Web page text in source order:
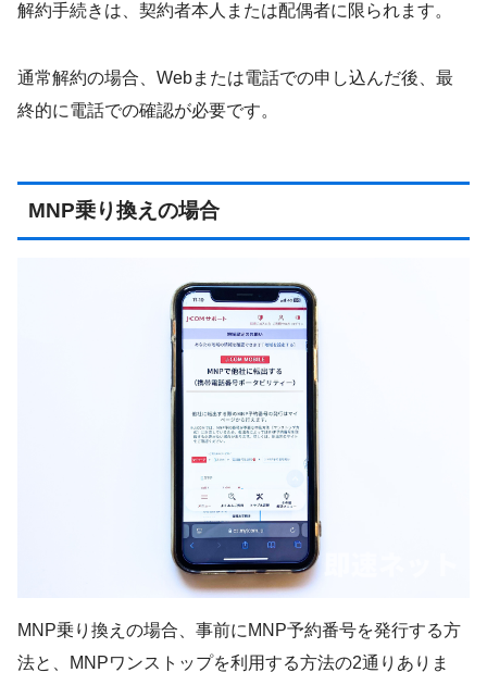
解約手続きは、契約者本人または配偶者に限られます。
通常解約の場合、Webまたは電話での申し込んだ後、最
終的に電話での確認が必要です。
MNP乗り換えの場合
MNP乗り換えの場合、事前にMNP予約番号を発行する方
法と、MNPワンストップを利用する方法の2通りありま